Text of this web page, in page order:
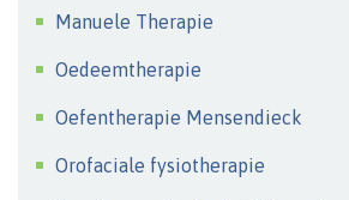
Manuele Therapie
Oedeemtherapie
Oefentherapie Mensendieck
Orofaciale fysiotherapie